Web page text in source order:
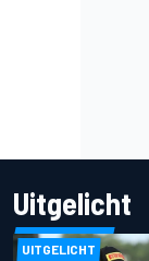
Uitgelicht
UITGELICHT